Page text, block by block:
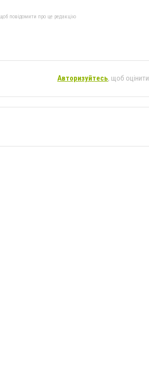
повідомити про це редакцію
Авторизуйтесь, щоб оцінити